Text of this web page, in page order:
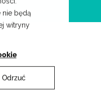
nie będą
witryny
Odrzuć